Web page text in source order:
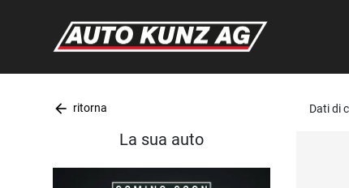
arrow_back ritorna
La sua auto
Dati di